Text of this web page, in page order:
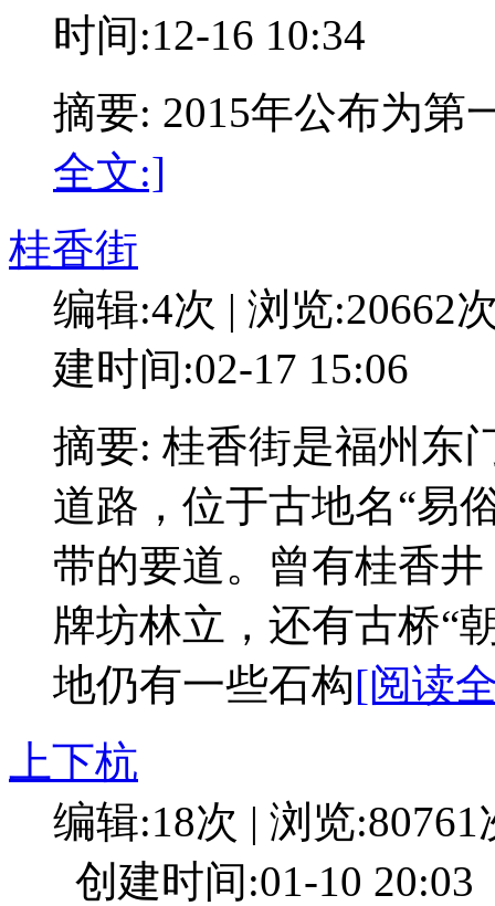
时间:12-16 10:34
摘要: 2015年公布为第
全文:]
桂香街
编辑:4次 | 浏览:20662
建时间:02-17 15:06
摘要: 桂香街是福州东
道路，位于古地名“易
带的要道。曾有桂香
牌坊林立，还有古桥“
地仍有一些石构[阅读
上下杭
编辑:18次 | 浏览:80761
创建时间:01-10 20:03